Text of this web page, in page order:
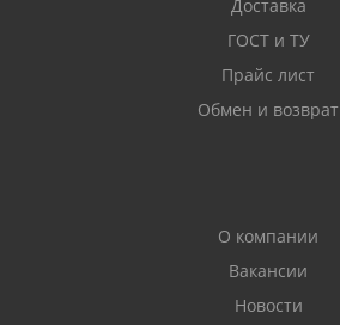
Доставка
ГОСТ и ТУ
Прайс лист
Обмен и возврат
О компании
Вакансии
Новости